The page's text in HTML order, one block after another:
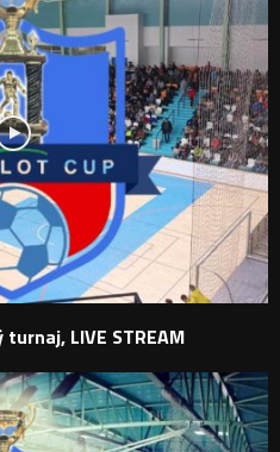
turnaj, LIVE STREAM